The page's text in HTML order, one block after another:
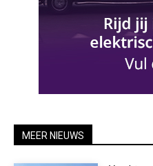
MEER NIEUWS